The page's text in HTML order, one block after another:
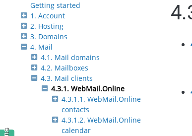
Getting started
1. Account
2. Hosting
3. Domains
4. Mail
4.1. Mail domains
4.2. Mailboxes
4.3. Mail clients
4.3.1. WebMail.Online
4.3.1.1. WebMail.Online
contacts
4.3.1.2. WebMail.Online
calendar